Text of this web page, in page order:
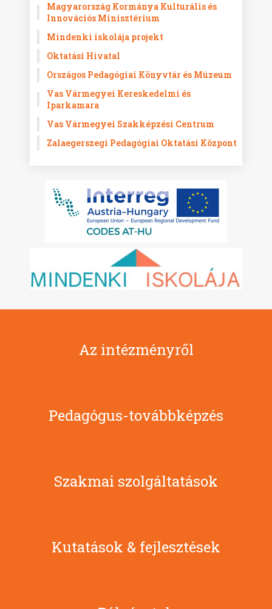
Magyarország Kormánya Kulturális és
Innovációs Minisztérium
Mindenki iskolája projekt
Oktatási Hivatal
Országos Pedagógiai Könyvtár és Múzeum
Vas Vármegyei Kereskedelmi és
Iparkamara
Vas Vármegyei Szakképzési Centrum
Zalaegerszegi Pedagógiai Oktatási Központ
Az intézményről
Pedagógus-továbbképzés
Szakmai szolgáltatások
Kutatások & fejlesztések